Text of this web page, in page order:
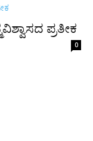
ಪ್ರತೀಕ
0